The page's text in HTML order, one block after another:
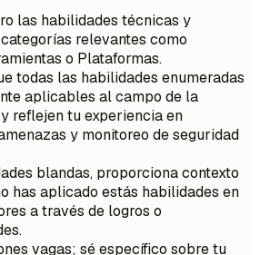
las habilidades técnicas y
categorías relevantes como
o Plataformas.
todas las habilidades enumeradas
aplicables al campo de la
y reflejen tu experiencia en
y monitoreo de seguridad
blandas, proporciona contexto
has aplicado estás habilidades en
a través de logros o
vagas; sé específico sobre tu